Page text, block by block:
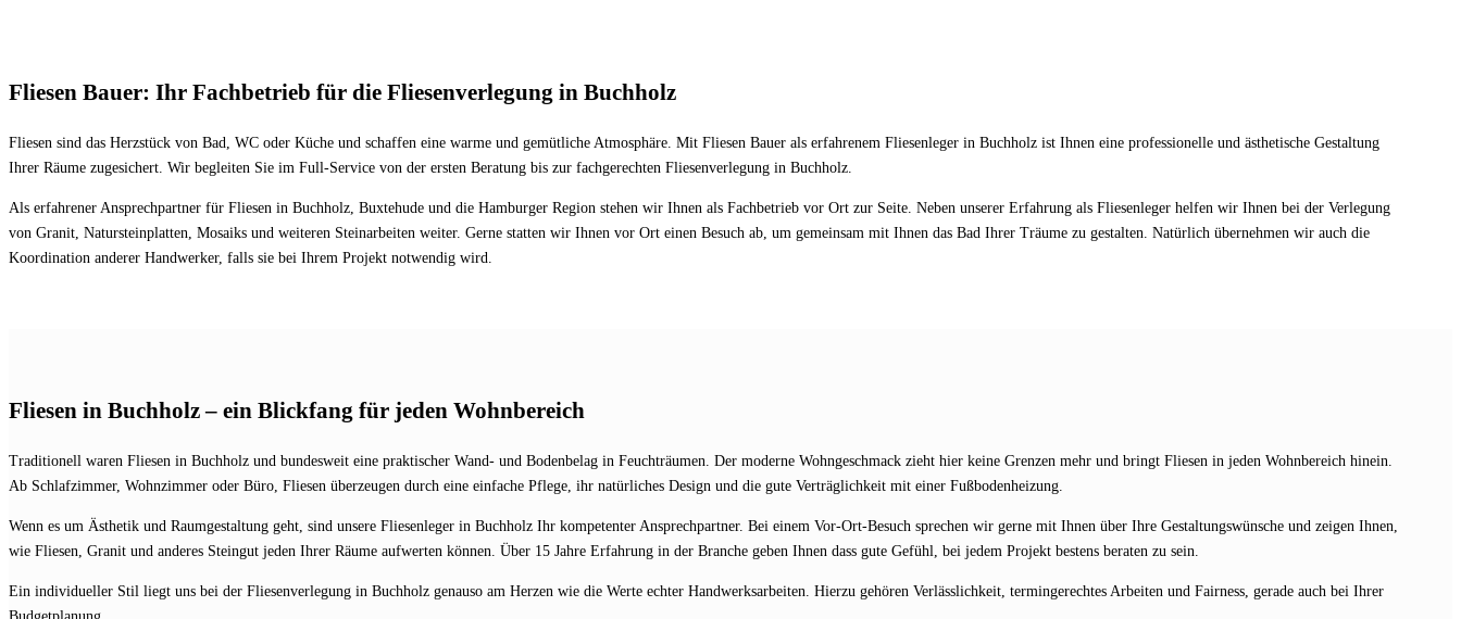
Fliesen Bauer: Ihr Fachbetrieb für die Fliesenverlegung in Buchholz
Fliesen sind das Herzstück von Bad, WC oder Küche und schaffen eine warme und gemütliche Atmosphäre. Mit Fliesen Bauer als erfahrenem Fliesenleger in Buchholz ist Ihnen eine professionelle und ästhetische Gestaltung
Ihrer Räume zugesichert. Wir begleiten Sie im Full-Service von der ersten Beratung bis zur fachgerechten Fliesenverlegung in Buchholz.
Als erfahrener Ansprechpartner für Fliesen in Buchholz, Buxtehude und die Hamburger Region stehen wir Ihnen als Fachbetrieb vor Ort zur Seite. Neben unserer Erfahrung als Fliesenleger helfen wir Ihnen bei der Verlegung
von Granit, Natursteinplatten, Mosaiks und weiteren Steinarbeiten weiter. Gerne statten wir Ihnen vor Ort einen Besuch ab, um gemeinsam mit Ihnen das Bad Ihrer Träume zu gestalten. Natürlich übernehmen wir auch die
Koordination anderer Handwerker, falls sie bei Ihrem Projekt notwendig wird.
Fliesen in Buchholz – ein Blickfang für jeden Wohnbereich
Traditionell waren Fliesen in Buchholz und bundesweit eine praktischer Wand- und Bodenbelag in Feuchträumen. Der moderne Wohngeschmack zieht hier keine Grenzen mehr und bringt Fliesen in jeden Wohnbereich hinein.
Ab Schlafzimmer, Wohnzimmer oder Büro, Fliesen überzeugen durch eine einfache Pflege, ihr natürliches Design und die gute Verträglichkeit mit einer Fußbodenheizung.
Wenn es um Ästhetik und Raumgestaltung geht, sind unsere Fliesenleger in Buchholz Ihr kompetenter Ansprechpartner. Bei einem Vor-Ort-Besuch sprechen wir gerne mit Ihnen über Ihre Gestaltungswünsche und zeigen Ihnen,
wie Fliesen, Granit und anderes Steingut jeden Ihrer Räume aufwerten können. Über 15 Jahre Erfahrung in der Branche geben Ihnen dass gute Gefühl, bei jedem Projekt bestens beraten zu sein.
Ein individueller Stil liegt uns bei der Fliesenverlegung in Buchholz genauso am Herzen wie die Werte echter Handwerksarbeiten. Hierzu gehören Verlässlichkeit, termingerechtes Arbeiten und Fairness, gerade auch bei Ihrer